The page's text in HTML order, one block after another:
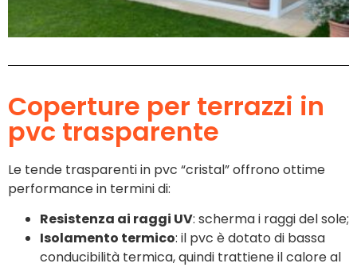
Coperture per terrazzi in
pvc trasparente
Le tende trasparenti in pvc “cristal” offrono ottime
performance in termini di:
Resistenza ai raggi UV: scherma i raggi del sole;
Isolamento termico: il pvc è dotato di bassa
conducibilità termica, quindi trattiene il calore al